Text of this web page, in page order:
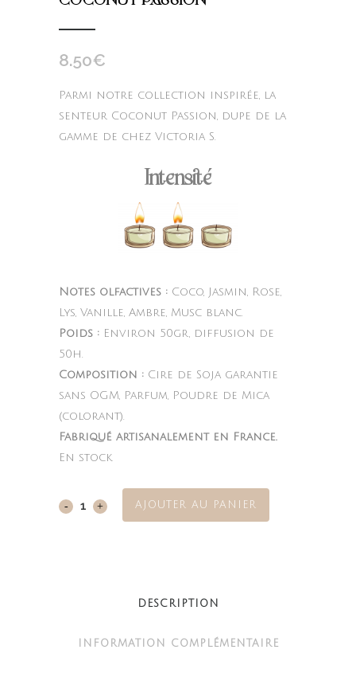
8.50€
Parmi notre collection inspirée, la
senteur Coconut Passion, dupe de la
gamme de chez Victoria S.
Intensité
Notes olfactives : Coco, Jasmin, Rose,
Lys, Vanille, Ambre, Musc blanc.
Poids : Environ 50gr, diffusion de
50h.
Composition : Cire de Soja garantie
sans OGM, Parfum, Poudre de Mica
(colorant).
Fabriqué artisanalement en France.
En stock
Coconut AJOUTER AU PANIER
DESCRIPTION
INFORMATION COMPLÉMENTAIRE